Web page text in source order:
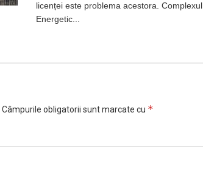
licenței este problema acestora. Complexul
Energetic...
Câmpurile obligatorii sunt marcate cu *